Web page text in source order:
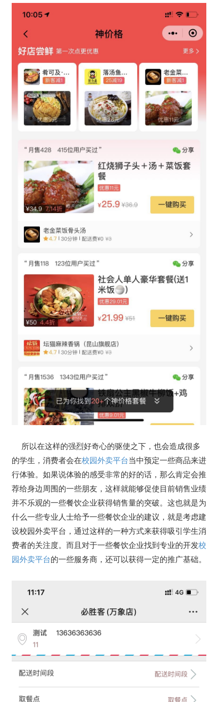
所以在这样的强烈好奇心的驱使之下，也会造成很多
的学生，消费者会在校园外卖平台当中预定一些商品来进
行体验。如果说体验的感受非常的好的话，那么肯定会推
荐给身边周围的一些朋友，这样就能够促使目前销售业绩
并不乐观的一些餐饮企业获得销售量的突破。这也就是为
什么一些专业人士给予一些餐饮企业的建议，就是考虑建
设校园外卖平台，通过这样的一种方式来获得吸引学生消
费者的关注度。而且对于一些餐饮企业找到专业的开发校
园外卖平台的一些服务商，还可以获得一定的推广基础。